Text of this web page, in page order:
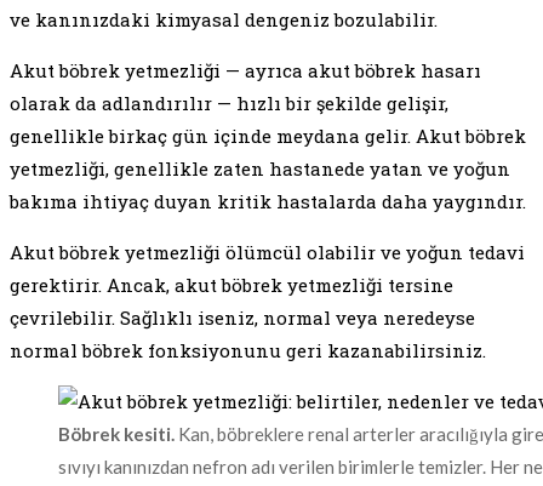
ve kanınızdaki kimyasal dengeniz bozulabilir.
Akut böbrek yetmezliği — ayrıca akut böbrek hasarı
olarak da adlandırılır — hızlı bir şekilde gelişir,
genellikle birkaç gün içinde meydana gelir. Akut böbrek
yetmezliği, genellikle zaten hastanede yatan ve yoğun
bakıma ihtiyaç duyan kritik hastalarda daha yaygındır.
Akut böbrek yetmezliği ölümcül olabilir ve yoğun tedavi
gerektirir. Ancak, akut böbrek yetmezliği tersine
çevrilebilir. Sağlıklı iseniz, normal veya neredeyse
normal böbrek fonksiyonunu geri kazanabilirsiniz.
Böbrek kesiti. Kan, böbreklere renal arterler aracılığıyla
sıvıyı kanınızdan nefron adı verilen birimlerle temizler. Her